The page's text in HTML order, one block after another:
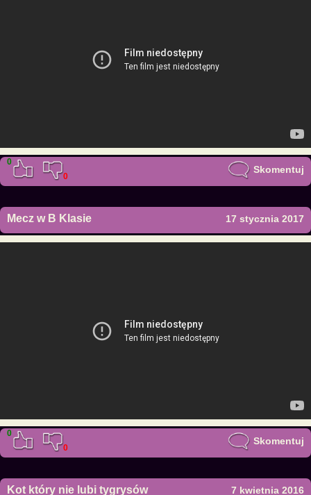
0
0
Skomentuj
Mecz w B Klasie 17 stycznia 2017
0
0
Skomentuj
Kot który nie lubi tygrysów 7 kwietnia 2016